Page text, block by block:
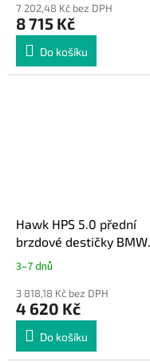
7 202,48 Kč bez DPH
8 715 Kč
Do košíku
Hawk HPS 5.0 přední
brzdové destičky BMW
řady 1, 2, 3, 4, gen. F s M
3–7 dnů
3 818,18 Kč bez DPH
4 620 Kč
Do košíku